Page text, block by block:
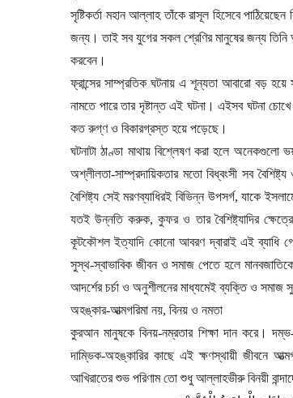
সৃষ্টিকর্তা মহান আল্লাহ তাঁকে রাসূল হিসেবে
জন্য। তাই সব যুগের সকল শ্রেণির মানুষের জন্য তিনি
করবেন।
ফ্রান্সের সাম্প্রতিক ঘটনায় এ শূন্যতা আবারো বড় হয়ে
নামতে পারে তার দৃষ্টান্ত এই ঘটনা। এইসব ঘটনা
কত রুগ্ণ ও বিকারগ্রস্ত হয়ে পড়েছে।
ঘটনাটা ঠাণ্ডা মাথায় বিশ্লেষণ করা হলে অনেকগুলো
অশ্লীলতা-সাম্প্রদায়িকতার মতো বিধ্বংসী সব
বৈশিষ্ট্য সেই মরণব্যাধিরই বিভিন্ন উপসর্গ,যাকে
যতই উন্নতি করুক,কুফর ও তার বৈশিষ্ট্যাদির
কূটকৌশল ইত্যাদি কোনো আবরণ দ্বারাই এই ব্যাধি
সুস্থ-স্বাভাবিক জীবন ও সমাজ পেতে হলে
আদর্শের চর্চা ও অনুশীলনের মাধ্যমেই ব্যক্তি ও সমাজ
অহঙ্কার-আত্মগরিমা নয়, বিনয় ও নমতা
কুরআন মানুষকে বিনয়-নম্রতার শিক্ষা দান করে।
দাম্ভিক-অহঙ্কারির কাছে এই ক্ষণস্থায়ী জীবনে
আখিরাতের শুভ পরিণাম তো শুধু আল্লাহভীরু বিনয়ী